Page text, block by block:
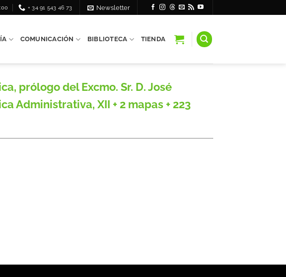
+ 34 91 543 46 73 Newsletter
COMUNICACIÓN BIBLIOTECA TIENDA
prólogo del Excmo. Sr. D. José
Administrativa, XII + 2 mapas + 223